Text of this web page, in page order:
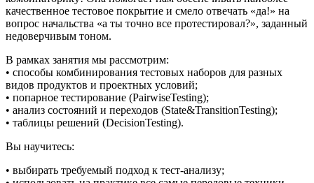
качественное тестовое покрытие и смело отвечать «да!» на
вопрос начальства «а ты точно все протестировал?», заданный
недоверчивым тоном.
В рамках занятия мы рассмотрим:
• способы комбинирования тестовых наборов для разных
видов продуктов и проектных условий;
• попарное тестирование (PairwiseTesting);
• анализ состояний и переходов (State&TransitionTesting);
• таблицы решений (DecisionTesting).
Вы научитесь:
• выбирать требуемый подход к тест-анализу;